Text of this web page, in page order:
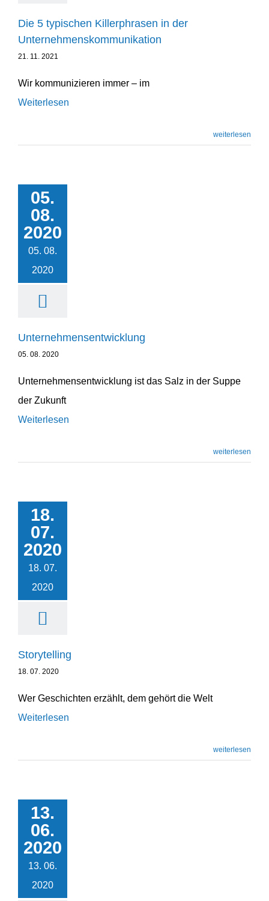
Die 5 typischen Killer­phrasen in der
Unternehmenskommunikation
21. 11. 2021
Wir kommu­ni­zieren immer – im
Weiterlesen
weiterlesen
05.
08.
2020
05. 08.
2020
Unternehmens­entwicklung
05. 08. 2020
Unternehmensentwicklung ist das Salz in der Suppe
der Zukunft
Weiterlesen
weiterlesen
18.
07.
2020
18. 07.
2020
Storytelling
18. 07. 2020
Wer Geschichten erzählt, dem gehört die Welt
Weiterlesen
weiterlesen
13.
06.
2020
13. 06.
2020